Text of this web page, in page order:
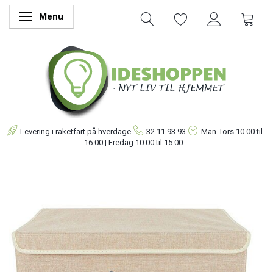
Skifte navigation
Menu
Levering i raketfart på hverdage 32 11 93 93 Man-Tors 10.00 til
16.00 | Fredag 10.00 til 15.00